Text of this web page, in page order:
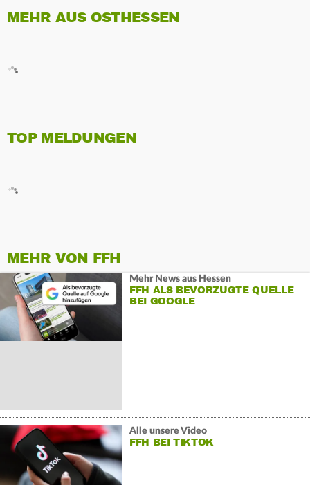
MEHR AUS OSTHESSEN
TOP MELDUNGEN
MEHR VON FFH
Mehr News aus Hessen
FFH ALS BEVORZUGTE QUELLE
BEI GOOGLE
Alle unsere Video
FFH BEI TIKTOK